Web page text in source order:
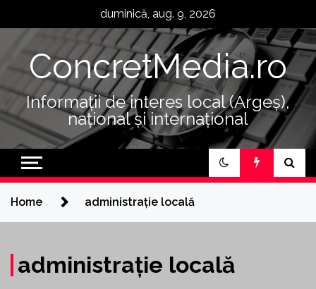
duminică, aug. 9, 2026
ConcretMedia.ro
Informații de interes local (Argeș),
național și internațional
Home administrație locală
administrație locală